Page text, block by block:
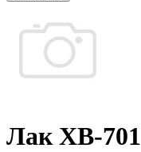
Лак ХВ-701